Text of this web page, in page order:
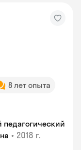
8 лет опыта
• 2018 г.